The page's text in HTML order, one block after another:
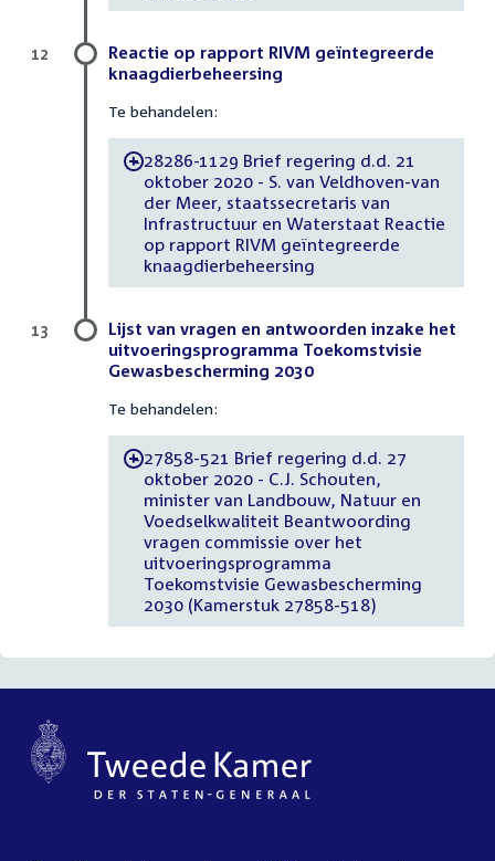
Reactie op rapport RIVM geïntegreerde
knaagdierbeheersing
Te behandelen:
-28286-1129 Brief regering d.d. 21
oktober 2020 - S. van Veldhoven-van
der Meer, staatssecretaris van
Infrastructuur en Waterstaat Reactie
op rapport RIVM geïntegreerde
knaagdierbeheersing
12
Lijst van vragen en antwoorden inzake het
uitvoeringsprogramma Toekomstvisie
Gewasbescherming 2030
Te behandelen:
-27858-521 Brief regering d.d. 27
oktober 2020 - C.J. Schouten,
minister van Landbouw, Natuur en
Voedselkwaliteit Beantwoording
vragen commissie over het
uitvoeringsprogramma
Toekomstvisie Gewasbescherming
2030 (Kamerstuk 27858-518)
13